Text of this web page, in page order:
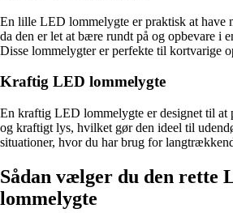
En lille LED lommelygte er praktisk at have
da den er let at bære rundt på og opbevare i
Disse lommelygter er perfekte til kortvarige
Kraftig LED lommelygte
En kraftig LED lommelygte er designet til at
og kraftigt lys, hvilket gør den ideel til
situationer, hvor du har brug for
Sådan vælger du den rette
lommelygte